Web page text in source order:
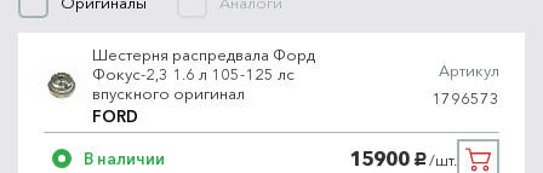
Шестерня распредвала Форд
Фокус-2,3 1.6 л 105-125 лс
впускного оригинал
FORD
Артикул
1796573
В наличии 15900 руб./шт.